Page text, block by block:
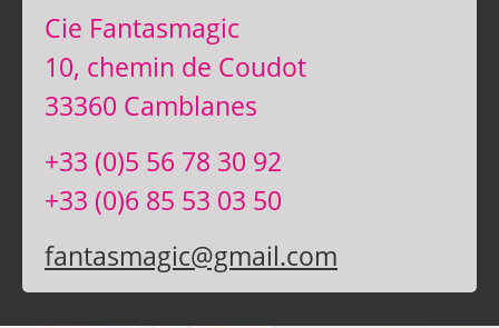
Cie Fantasmagic
10, chemin de Coudot
33360 Camblanes
+33 (0)5 56 78 30 92
+33 (0)6 85 53 03 50
fantasmagic@gmail.com